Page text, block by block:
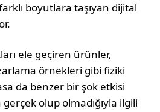
boyutlara taşıyan dijital
ele geçiren ürün­ler,
örnekleri gibi fiziki
da benzer bir şok etkisi
gerçek olup olmadığıyla ilgili